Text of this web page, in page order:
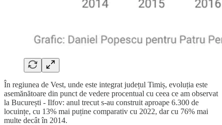
În regiunea de Vest, unde este integrat județul Timiș, evoluția este
asemănătoare din punct de vedere procentual cu ceea ce am observat
la București - Ilfov: anul trecut s-au construit aproape 6.300 de
locuințe, cu 13% mai puține comparativ cu 2022, dar cu 76% mai
multe decât în 2014.